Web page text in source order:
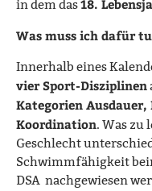
in dem das18.
Was muss ich dafür
Innerhalb eines
vier Sport-Disziplinen
Kategorien
Koordination. Was zu
Geschlecht
Schwimmfähigkeit
DSA nachgewiesen